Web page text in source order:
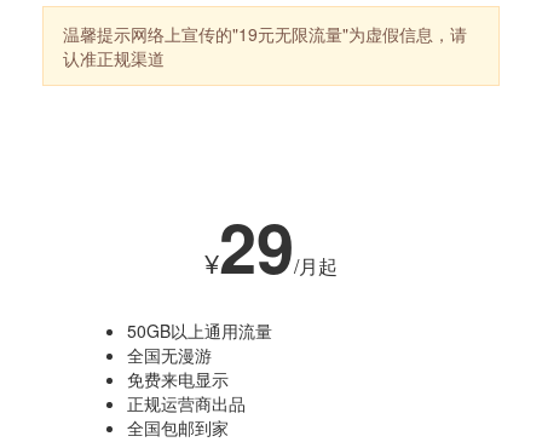
温馨提示网络上宣传的"19元无限流量"为虚假信息，请
认准正规渠道
¥29/月起
50GB以上通用流量
全国无漫游
免费来电显示
正规运营商出品
全国包邮到家